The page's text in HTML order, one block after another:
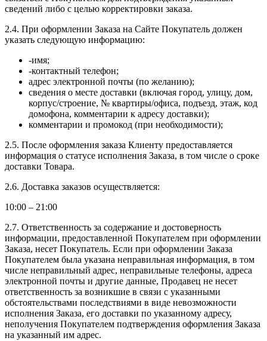
сведений либо с целью корректировки заказа.
2.4. При оформлении Заказа на Сайте Покупатель должен
указать следующую информацию:
-имя;
-контактный телефон;
адрес электронной почты (по желанию);
сведения о месте доставки (включая город, улицу, дом,
корпус/строение, № квартиры/офиса, подъезд, этаж, код
домофона, комментарии к адресу доставки);
комментарии и промокод (при необходимости);
2.5. После оформления заказа Клиенту предоставляется
информация о статусе исполнения Заказа, в том числе о сроке
доставки Товара.
2.6. Доставка заказов осуществляется:
10:00 – 21:00
2.7. Ответственность за содержание и достоверность
информации, предоставленной Покупателем при оформлении
Заказа, несет Покупатель. Если при оформлении Заказа
Покупателем была указана неправильная информация, в том
числе неправильный адрес, неправильные телефоны, адреса
электронной почты и другие данные, Продавец не несет
ответственность за возникшие в связи с указанными
обстоятельствами последствиями в виде невозможности
исполнения Заказа, его доставки по указанному адресу,
неполучения Покупателем подтверждения оформления Заказа
на указанный им адрес.